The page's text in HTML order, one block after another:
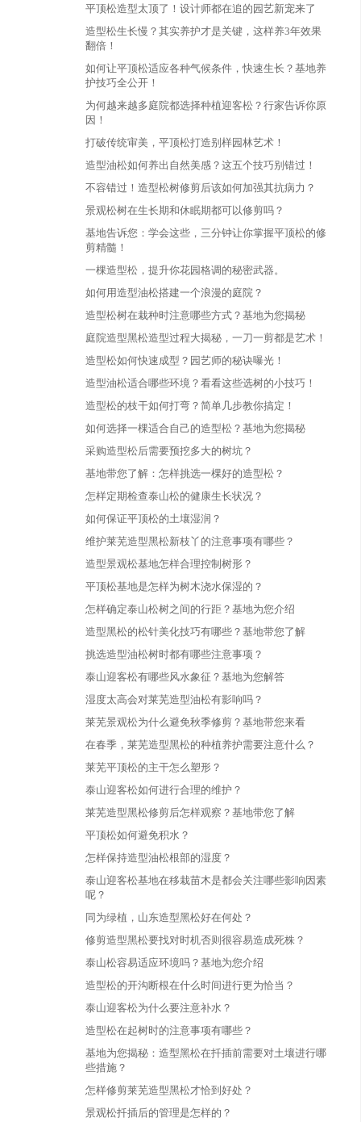
平顶松造型太顶了！设计师都在追的园艺新宠来了
造型松生长慢？其实养护才是关键，这样养3年效果
翻倍！
如何让平顶松适应各种气候条件，快速生长？基地养
护技巧全公开！
为何越来越多庭院都选择种植迎客松？行家告诉你原
因！
打破传统审美，平顶松打造别样园林艺术！
造型油松如何养出自然美感？这五个技巧别错过！
不容错过！造型松树修剪后该如何加强其抗病力？
景观松树在生长期和休眠期都可以修剪吗？
基地告诉您：学会这些，三分钟让你掌握平顶松的修
剪精髓！
一棵造型松，提升你花园格调的秘密武器。
如何用造型油松搭建一个浪漫的庭院？
造型松树在栽种时注意哪些方式？基地为您揭秘
庭院造型黑松造型过程大揭秘，一刀一剪都是艺术！
造型松如何快速成型？园艺师的秘诀曝光！
造型油松适合哪些环境？看看这些选树的小技巧！
造型松的枝干如何打弯？简单几步教你搞定！
如何选择一棵适合自己的造型松？基地为您揭秘
采购造型松后需要预挖多大的树坑？
基地带您了解：怎样挑选一棵好的造型松？
怎样定期检查泰山松的健康生长状况？
如何保证平顶松的土壤湿润？
维护莱芜造型黑松新枝丫的注意事项有哪些？
造型景观松基地怎样合理控制树形？
平顶松基地是怎样为树木浇水保湿的？
怎样确定泰山松树之间的行距？基地为您介绍
造型黑松的松针美化技巧有哪些？基地带您了解
挑选造型油松树时都有哪些注意事项？
泰山迎客松有哪些风水象征？基地为您解答
湿度太高会对莱芜造型油松有影响吗？
莱芜景观松为什么避免秋季修剪？基地带您来看
在春季，莱芜造型黑松的种植养护需要注意什么？
莱芜平顶松的主干怎么塑形？
泰山迎客松如何进行合理的维护？
莱芜造型黑松修剪后怎样观察？基地带您了解
平顶松如何避免积水？
怎样保持造型油松根部的湿度？
泰山迎客松基地在移栽苗木是都会关注哪些影响因素
呢？
同为绿植，山东造型黑松好在何处？
修剪造型黑松要找对时机否则很容易造成死株？
泰山松容易适应环境吗？基地为您介绍
造型松的开沟断根在什么时间进行更为恰当？
泰山迎客松为什么要注意补水？
造型松在起树时的注意事项有哪些？
基地为您揭秘：造型黑松在扦插前需要对土壤进行哪
些措施？
怎样修剪莱芜造型黑松才恰到好处？
景观松扦插后的管理是怎样的？